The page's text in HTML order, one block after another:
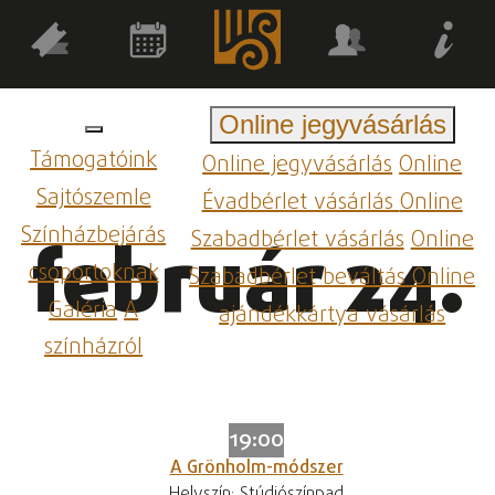
Támogatóink
Sajtószemle
Színházbejárás
csoportoknak
GalériaA
színházról
Online jegyvásárlás
Online jegyvásárlásOnline
Évadbérlet vásárlásOnline
Szabadbérlet vásárlásOnline
Szabadbérlet beváltásOnline
ajándékkártya vásárlás
február 24.
19:00
A Grönholm-módszer